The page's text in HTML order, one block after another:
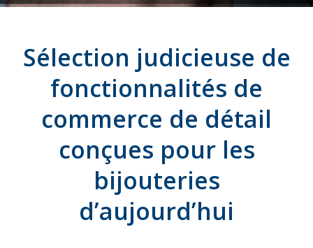
Sélection judicieuse de
fonctionnalités de
commerce de détail
conçues pour les
bijouteries
d’aujourd’hui